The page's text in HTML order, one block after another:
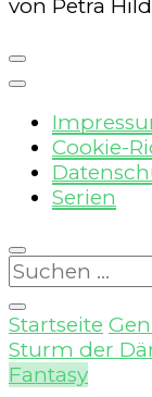
von Petra
Cookie-
Serien
Suchen
nach:
Startseite
Sturm der
Fantasy